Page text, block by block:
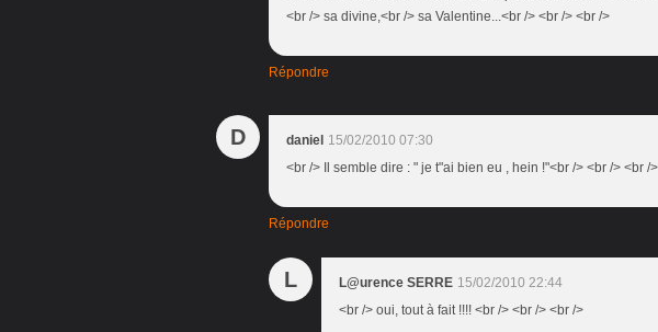
<br /> sa divine,<br /> sa Valentine...<br /> <br /> <br />
Répondre
D daniel 15/02/2010 07:30
<br /> Il semble dire : " je t"ai bien eu , hein !"<br /> <br /> <br />
Répondre
L L@urence SERRE 15/02/2010 22:44
<br /> oui, tout à fait !!!! <br /> <br /> <br />